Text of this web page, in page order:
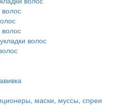
волос
маски, муссы, спреи